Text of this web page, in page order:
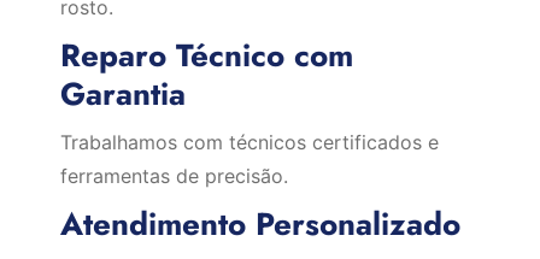
rosto.
Reparo Técnico com
Garantia
Trabalhamos com técnicos certificados e
ferramentas de precisão.
Atendimento Personalizado